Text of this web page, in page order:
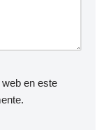
en este